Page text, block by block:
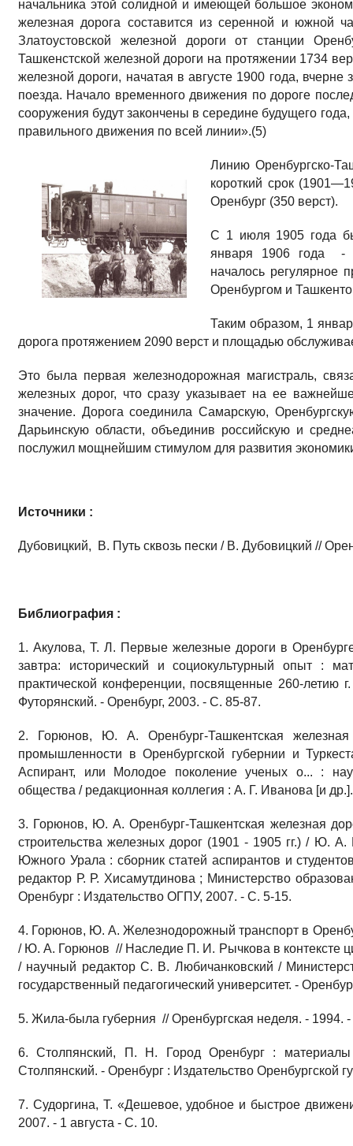
начальника этой солидной и имеющей большое
железная дорога составится из серенной и южной
Златоустовской железной дороги от станции
Ташкенстской железной дороги на протяжении 1734
железной дороги, начатая в августе 1900 года, вчерне
поезда. Начало временного движения по дороге
сооружения будут закончены в середине будущего
правильного движения по всей линии».(5)
Линию Оренбургско-
короткий срок
Оренбург (350 верст).
С 1 июля 1905 года
января 1906 года -
началось регулярное
Оренбургом и
Таким образом, 1
дорога протяжением 2090 верст и площадью
Это была первая железнодорожная магистраль,
железных дорог, что сразу указывает на ее
значение. Дорога соединила Самарскую,
Дарьинскую области, объединив российскую и
послужил мощнейшим стимулом для развития
Источники :
Дубовицкий, В. Путь сквозь пески / В. Дубовицкий //
Библиография :
1. Акулова, Т. Л. Первые железные дороги в
завтра: исторический и социокультурный опыт :
практической конференции, посвященные 260-летию
Футорянский. - Оренбург, 2003. - С. 85-87.
2. Горюнов, Ю. А. Оренбург-Ташкентская
промышленности в Оренбургской губернии и
Аспирант, или Молодое поколение ученых о... :
общества / редакционная коллегия : А. Г. Иванова [и
3. Горюнов, Ю. А. Оренбург-Ташкентская железная
строительства железных дорог (1901 - 1905 гг.) / Ю.
Южного Урала : сборник статей аспирантов и
редактор Р. Р. Хисамутдинова ; Министерство
Оренбург : Издательство ОГПУ, 2007. - С. 5-15.
4. Горюнов, Ю. А. Железнодорожный транспорт в
/ Ю. А. Горюнов // Наследие П. И. Рычкова в контексте
/ научный редактор С. В. Любичанковский /
государственный педагогический университет. -
5. Жила-была губерния // Оренбургская неделя. - 1994.
6. Столпянский, П. Н. Город Оренбург :
Столпянский. - Оренбург : Издательство Оренбургской
7. Судоргина, Т. «Дешевое, удобное и быстрое
2007. - 1 августа - С. 10.